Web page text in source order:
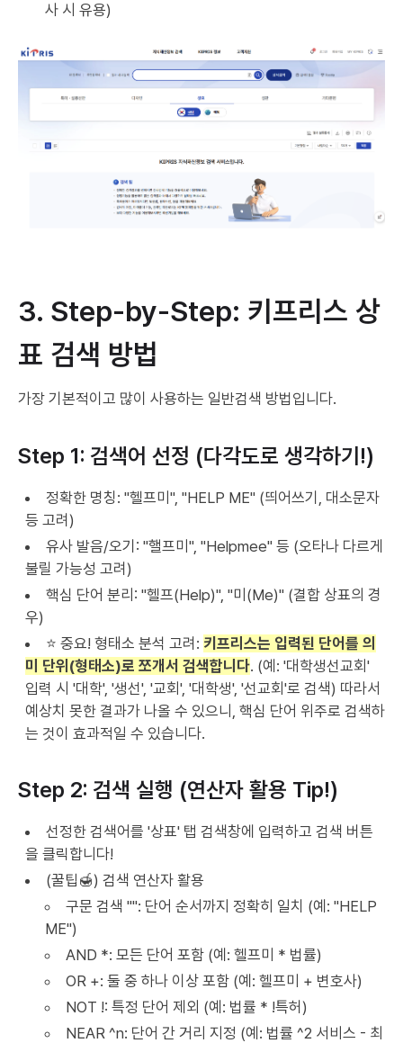
사 시 유용)
3. Step-by-Step: 키프리스 상
표 검색 방법
가장 기본적이고 많이 사용하는 일반검색 방법입니다.
Step 1: 검색어 선정 (다각도로 생각하기!)
정확한 명칭: "헬프미", "HELP ME" (띄어쓰기, 대소문자
등 고려)
유사 발음/오기: "핼프미", "Helpmee" 등 (오타나 다르게
불릴 가능성 고려)
핵심 단어 분리: "헬프(Help)", "미(Me)" (결합 상표의 경
우)
⭐ 중요! 형태소 분석 고려: 키프리스는 입력된 단어를 의
미 단위(형태소)로 쪼개서 검색합니다. (예: '대학생선교회'
입력 시 '대학', '생선', '교회', '대학생', '선교회'로 검색) 따라서
예상치 못한 결과가 나올 수 있으니, 핵심 단어 위주로 검색하
는 것이 효과적일 수 있습니다.
Step 2: 검색 실행 (연산자 활용 Tip!)
선정한 검색어를 '상표' 탭 검색창에 입력하고 검색 버튼
을 클릭합니다!
(꿀팁🍯) 검색 연산자 활용
구문 검색 "": 단어 순서까지 정확히 일치 (예: "HELP
ME")
AND *: 모든 단어 포함 (예: 헬프미 * 법률)
OR +: 둘 중 하나 이상 포함 (예: 헬프미 + 변호사)
NOT !: 특정 단어 제외 (예: 법률 * !특허)
NEAR ^n: 단어 간 거리 지정 (예: 법률 ^2 서비스 - 최